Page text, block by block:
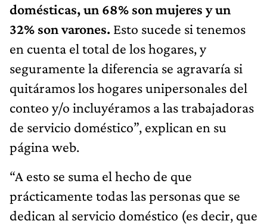
domésticas, un 68% son mujeres y un
32% son varones. Esto sucede si tenemos
en cuenta el total de los hogares, y
seguramente la diferencia se agravaría si
quitáramos los hogares unipersonales del
conteo y/o incluyéramos a las trabajadoras
de servicio doméstico”, explican en su
página web.
“A esto se suma el hecho de que
prácticamente todas las personas que se
dedican al servicio doméstico (es decir, que